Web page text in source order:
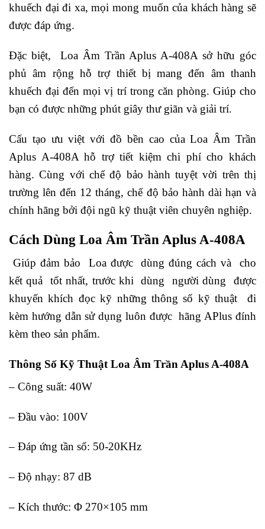
khuếch đại đi xa, mọi mong muốn của khách hàng sẽ
được đáp ứng.
Đặc biệt, Loa Âm Trần Aplus A-408A sở hữu góc
phủ âm rộng hỗ trợ thiết bị mang đến âm thanh
khuếch đại đến mọi vị trí trong căn phòng. Giúp cho
bạn có được những phút giây thư giãn và giải trí.
Cấu tạo ưu việt với đồ bền cao của Loa Âm Trần
Aplus A-408A hỗ trợ tiết kiệm chi phí cho khách
hàng.Cùng với chế độ bảo hành tuyệt vời trên thị
trường lên đến 12 tháng, chế độ bảo hành dài hạn và
chính hãng bởi đội ngũ kỹ thuật viên chuyên nghiệp.
Cách Dùng Loa Âm Trần Aplus A-408A
Giúp đảm bảo Loa được dùng đúng cách và cho
kết quả tốt nhất, trước khi dùng người dùng được
khuyến khích đọc kỹ những thông số kỹ thuật đi
kèm hướng dẫn sử dụng luôn được hãng APlus đính
kèm theo sản phẩm.
Thông Số Kỹ Thuật Loa Âm Trần Aplus A-408A
– Công suất: 40W
– Đầu vào: 100V
– Đáp ứng tần số: 50-20KHz
– Độ nhạy: 87 dB
– Kích thước: Φ 270×105 mm